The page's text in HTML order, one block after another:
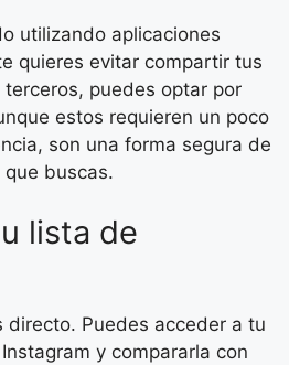
utilizando aplicaciones
quieres evitar compartir tus
puedes optar por
estos requieren un poco
son una forma segura de
buscas.
lista de
directo. Puedes acceder a tu
y compararla con